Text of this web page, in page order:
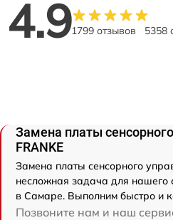
4.91799 отзывов 5358
Замена платы
FRANKE
Замена платы сенсорного
несложная задача для нашего
в Самаре. Выполним быстро и
Позвоните нам и наш